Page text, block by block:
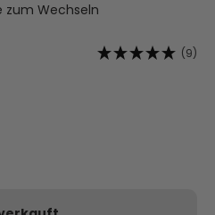
zum Wechseln
(9)